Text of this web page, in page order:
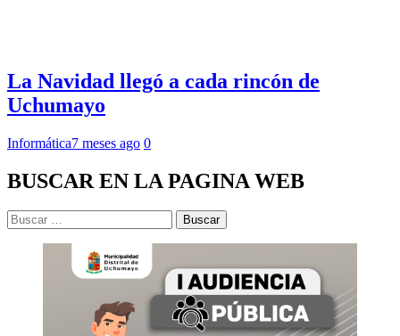
La Navidad llegó a cada rincón de
Uchumayo
Informática7 meses ago 0
BUSCAR EN LA PAGINA WEB
Buscar: